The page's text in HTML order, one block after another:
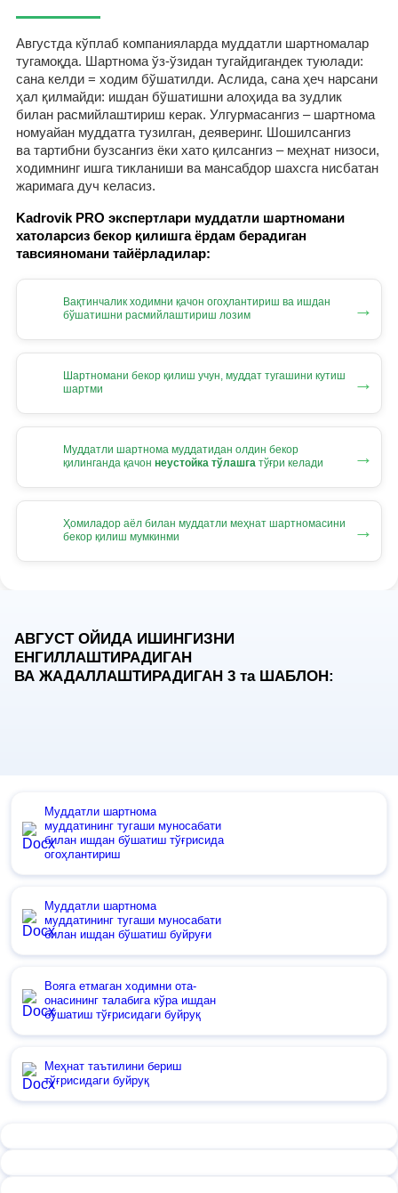
Августда кўплаб компанияларда муддатли шартномалар
тугамоқда. Шартнома ўз-ўзидан тугайдигандек туюлади:
сана келди = ходим бўшатилди. Аслида, сана ҳеч нарсани
ҳал қилмайди: ишдан бўшатишни алоҳида ва зудлик
билан расмийлаштириш керак. Улгурмасангиз – шартнома
номуайан муддатга тузилган, деяверинг. Шошилсангиз
ва тартибни бузсангиз ёки хато қилсангиз – меҳнат низоси,
ходимнинг ишга тикланиши ва мансабдор шахсга нисбатан
жаримага дуч келасиз.
Kadrovik PRO экспертлари муддатли шартномани
хатоларсиз бекор қилишга ёрдам берадиган
тавсияномани тайёрладилар:
Вақтинчалик ходимни қачон огоҳлантириш ва ишдан
бўшатишни расмийлаштириш лозим
→
Шартномани бекор қилиш учун, муддат тугашини кутиш
шартми
→
Муддатли шартнома муддатидан олдин бекор
қилинганда қачон неустойка тўлашга тўғри келади →
Ҳомиладор аёл билан муддатли меҳнат шартномасини
бекор қилиш мумкинми
→
АВГУСТ ОЙИДА ИШИНГИЗНИ
ЕНГИЛЛАШТИРАДИГАН
ВА ЖАДАЛЛАШТИРАДИГАН 3 таШАБЛОН:
Муддатли шартнома
муддатининг тугаши муносабати
билан ишдан бўшатиш тўғрисида
огоҳлантириш
Муддатли шартнома
муддатининг тугаши муносабати
билан ишдан бўшатиш буйруғи
Вояга етмаган ходимни ота-
онасининг талабига кўра ишдан
бўшатиш тўғрисидаги буйруқ
Меҳнат таътилини бериш
тўғрисидаги буйруқ